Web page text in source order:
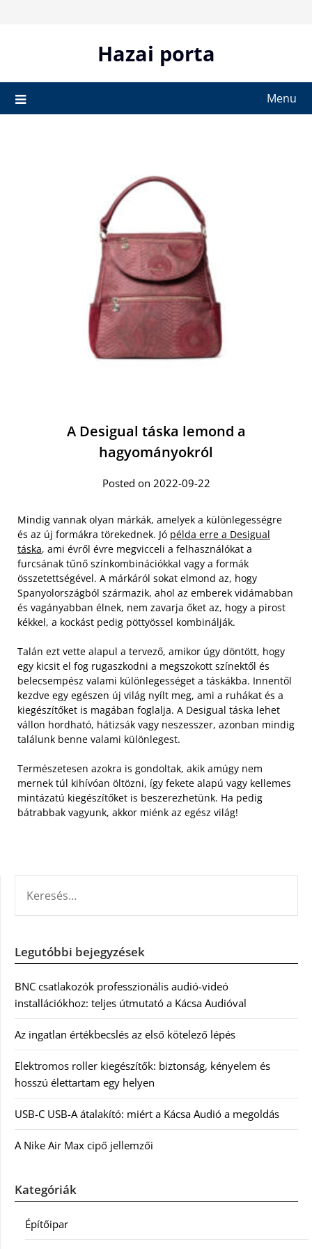
Hazai porta
Menu
A Desigual táska lemond a
hagyományokról
Posted on 2022-09-22
Mindig vannak olyan márkák, amelyek a különlegességre
és az új formákra törekednek. Jó példa erre a Desigual
táska, ami évről évre megvicceli a felhasználókat a
furcsának tűnő színkombinációkkal vagy a formák
összetettségével. A márkáról sokat elmond az, hogy
Spanyolországból származik, ahol az emberek vidámabban
és vagányabban élnek, nem zavarja őket az, hogy a pirost
kékkel, a kockást pedig pöttyössel kombinálják.
Talán ezt vette alapul a tervező, amikor úgy döntött, hogy
egy kicsit el fog rugaszkodni a megszokott színektől és
belecsempész valami különlegességet a táskákba. Innentől
kezdve egy egészen új világ nyílt meg, ami a ruhákat és a
kiegészítőket is magában foglalja. A Desigual táska lehet
vállon hordható, hátizsák vagy neszesszer, azonban mindig
találunk benne valami különlegest.
Természetesen azokra is gondoltak, akik amúgy nem
mernek túl kihívóan öltözni, így fekete alapú vagy kellemes
mintázatú kiegészítőket is beszerezhetünk. Ha pedig
bátrabbak vagyunk, akkor miénk az egész világ!
Legutóbbi bejegyzések
BNC csatlakozók professzionális audió-videó
installációkhoz: teljes útmutató a Kácsa Audióval
Az ingatlan értékbecslés az első kötelező lépés
Elektromos roller kiegészítők: biztonság, kényelem és
hosszú élettartam egy helyen
USB-C USB-A átalakító: miért a Kácsa Audió a megoldás
A Nike Air Max cipő jellemzői
Kategóriák
Építőipar